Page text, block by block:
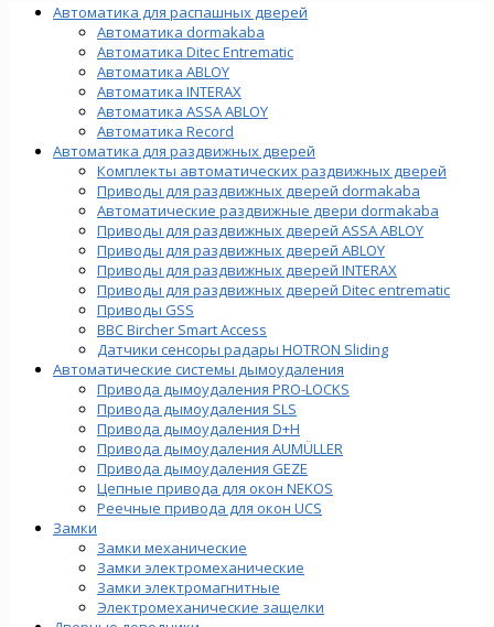
Автоматика для распашных дверей
Автоматика dormakaba
Автоматика Ditec Entrematic
Автоматика ABLOY
Автоматика INTERAX
Автоматика ASSA ABLOY
Автоматика Record
Автоматика для раздвижных дверей
Комплекты автоматических раздвижных дверей
Приводы для раздвижных дверей dormakaba
Автоматические раздвижные двери dormakaba
Приводы для раздвижных дверей ASSA ABLOY
Приводы для раздвижных дверей ABLOY
Приводы для раздвижных дверей INTERAX
Приводы для раздвижных дверей Ditec entrematic
Приводы GSS
BBC Bircher Smart Access
Датчики сенсоры радары HOTRON Sliding
Автоматические системы дымоудаления
Привода дымоудаления PRO-LOCKS
Привода дымоудаления SLS
Привода дымоудаления D+H
Привода дымоудаления AUMÜLLER
Привода дымоудаления GEZE
Цепные привода для окон NEKOS
Реечные привода для окон UСS
Замки
Замки механические
Замки электромеханические
Замки электромагнитные
Электромеханические защелки